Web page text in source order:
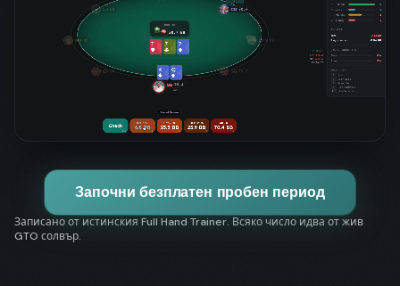
Започни безплатен пробен период
Записано от истинския Full Hand Trainer. Всяко число идва от жив
GTO солвър.